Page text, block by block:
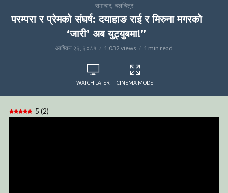
समाचार, चलचित्र
परम्परा र प्रेमको संघर्ष: दयाहाङ राई र मिरुना मगरको
‘जारी’ अब युट्युबमा!”
आश्विन २२, २०८१ 1,032 views 1 min read
WATCH LATER CINEMA MODE
5 (2)